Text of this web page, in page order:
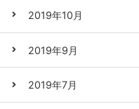
2019年10月
2019年9月
2019年7月